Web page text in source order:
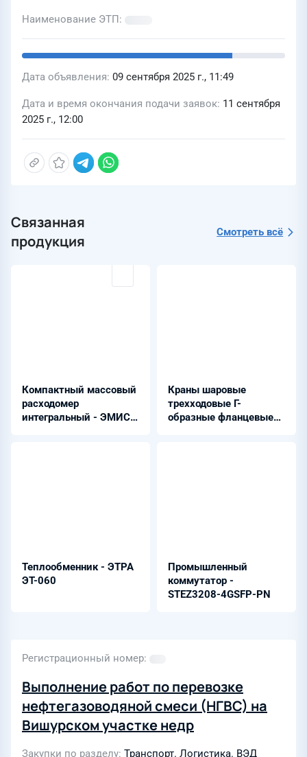
Наименование ЭТП
Дата объявления 09 сентября 2025 г., 11:49
Дата и время окончания подачи заявок 11 сентября
2025 г., 12:00
Связанная
продукция
Смотреть всё
Компактный массовый
расходомер
интегральный - ЭМИС-
Краны шаровые
трехходовые Г-
образные фланцевые
Теплообменник - ЭТРА
ЭТ-060
Промышленный
коммутатор -
STEZ3208-4GSFP-PN
Регистрационный номер
Выполнение работ по перевозке
нефтегазоводяной смеси (НГВС) на
Вишурском участке недр
Закупки по разделу Транспорт. Логистика. ВЭД